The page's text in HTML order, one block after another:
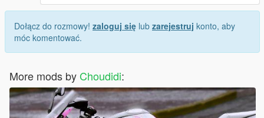
Dołącz do rozmowy! zaloguj się lub zarejestruj konto, aby
móc komentować.
More mods by Choudidi: